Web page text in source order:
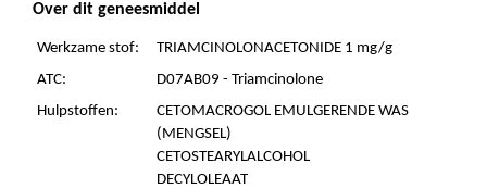
Over dit geneesmiddel
Werkzame stof:
TRIAMCINOLONACETONIDE 1 mg/g
ATC:
D07AB09 - Triamcinolone
Hulpstoffen:
CETOMACROGOL EMULGERENDE WAS
(MENGSEL)
CETOSTEARYLALCOHOL
DECYLOLEAAT